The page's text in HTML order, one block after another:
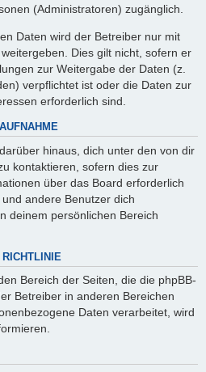
(Administratoren) zugänglich.
Daten wird der Betreiber nur mit
Dies gilt nicht, sofern er
zur Weitergabe der Daten (z.
verpflichtet ist oder die Daten zur
erforderlich sind.
hinaus, dich unter den von dir
kontaktieren, sofern dies zur
über das Board erforderlich
andere Benutzer dich
deinem persönlichen Bereich
Bereich der Seiten, die die phpBB-
Betreiber in anderen Bereichen
Daten verarbeitet, wird